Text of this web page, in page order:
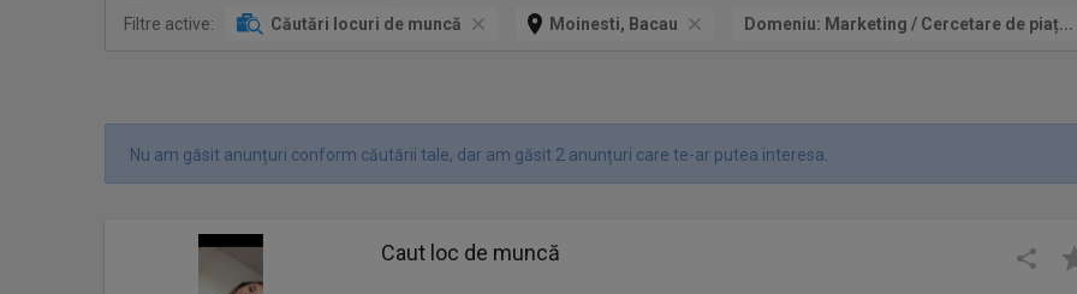
Filtre active: Căutări locuri de muncă Moinesti, Bacau Domeniu: Marketing / Cercetare de piaț...
Nu am găsit anunțuri conform căutării tale, dar am găsit 2 anunțuri care te-ar putea interesa.
Caut loc de muncă